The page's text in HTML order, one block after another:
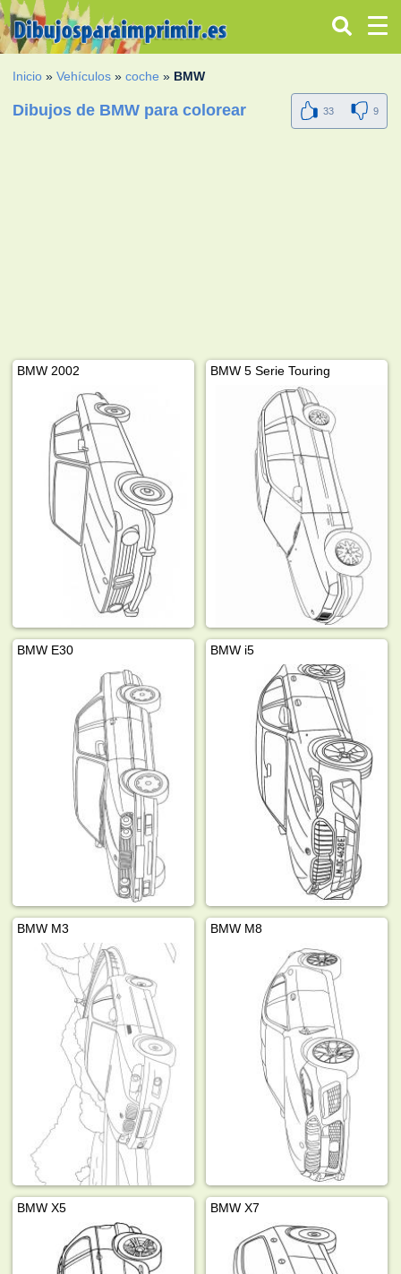
Inicio »Vehículos »coche » BMW
Dibujos de BMW para colorear 33 9
BMW 2002 BMW 5 Serie Touring
BMW E30 BMW i5
BMW M3 BMW M8
BMW X5 BMW X7